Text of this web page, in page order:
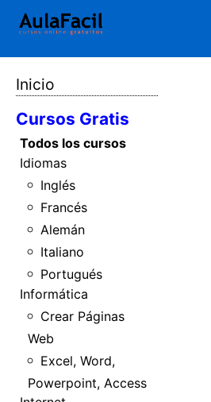
Inicio
Cursos Gratis
Todos los cursos
Idiomas
Inglés
Francés
Alemán
Italiano
Portugués
Informática
Crear Páginas
Web
Excel, Word,
Powerpoint, Access